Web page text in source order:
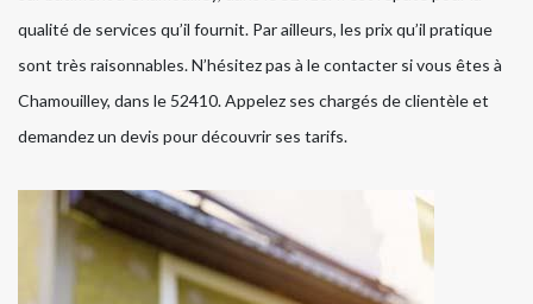
qualité de services qu’il fournit. Par ailleurs, les prix qu’il pratique
sont très raisonnables. N’hésitez pas à le contacter si vous êtes à
Chamouilley, dans le 52410. Appelez ses chargés de clientèle et
demandez un devis pour découvrir ses tarifs.